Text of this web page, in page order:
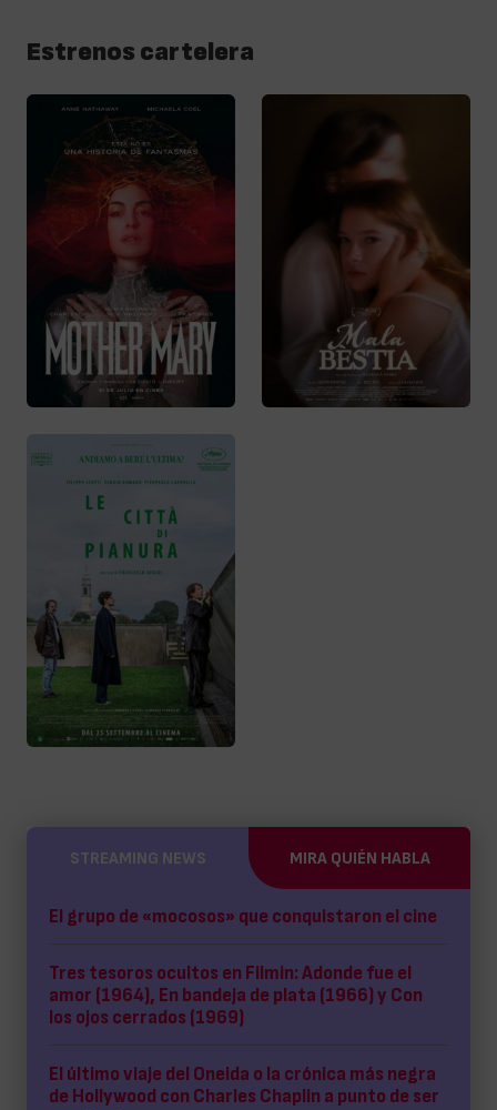
Estrenos cartelera
STREAMING NEWS MIRA QUIÉN HABLA
El grupo de «mocosos» que conquistaron el cine
Tres tesoros ocultos en Filmin: Adonde fue el
amor (1964), En bandeja de plata (1966) y Con
los ojos cerrados (1969)
El último viaje del Oneida o la crónica más negra
de Hollywood con Charles Chaplin a punto de ser